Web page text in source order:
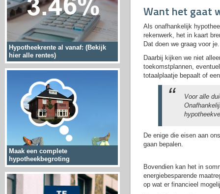
Hypotheekrente al vanaf: (Bekijk
hier alle rentes)
Maak een complete
hypotheekbegroting
Want het gaat
Als onafhankelijk
rekenwerk, het in kaart
Dat doen we graag voor je.
Daarbij kijken we niet
toekomstplannen,
totaalplaatje bepaalt of
Voor alle
De enige die eisen aan
gaan bepalen.
Bovendien kan het in
energiebesparende
op wat er financieel